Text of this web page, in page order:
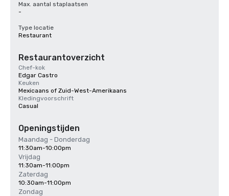
Max. aantal staplaatsen
-
Type locatie
Restaurant
Restaurantoverzicht
Chef-kok
Edgar Castro
Keuken
Mexicaans of Zuid-West-Amerikaans
Kledingvoorschrift
Casual
Openingstijden
Maandag - Donderdag
11:30am-10:00pm
Vrijdag
11:30am-11:00pm
Zaterdag
10:30am-11:00pm
Zondag